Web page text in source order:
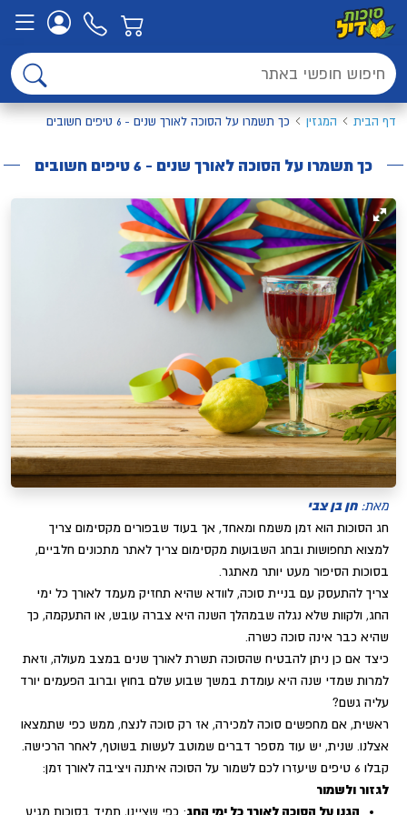
דף הבית המגזין כך תשמרו על הסוכה לאורך שנים - 6 טיפים חשובים
כך תשמרו על הסוכה לאורך שנים - 6 טיפים חשובים
מאת:חן בן צבי
חג הסוכות הוא זמן משמח ומאחד, אך בעוד שבפורים מקסימום צריך
למצוא תחפושות ובחג השבועות מקסימום צריך לאתר מתכונים חלביים,
בסוכות הסיפור מעט יותר מאתגר.
צריך להתעסק עם בניית סוכה, לוודא שהיא תחזיק מעמד לאורך כל ימי
החג, ולקוות שלא נגלה שבמהלך השנה היא צברה עובש, או התעקמה, כך
שהיא כבר אינה סוכה כשרה.
כיצד אם כן ניתן להבטיח שהסוכה תשרת לאורך שנים במצב מעולה, וזאת
למרות שמדי שנה היא עומדת במשך שבוע שלם בחוץ וברוב הפעמים יורד
עליה גשם?
ראשית, אם מחפשים סוכה למכירה, אז רק סוכה לנצח, ממש כפי שתמצאו
אצלנו. שנית, יש עוד מספר דברים שמוטב לעשות בשוטף, לאחר הרכישה.
קבלו 6 טיפים שיעזרו לכם לשמור על הסוכה איתנה ויציבה לאורך זמן:
לגזור ולשמור
הגנו על הסוכה לאורך כל ימי החג: כפי שציינו, תמיד בסוכות מגיע